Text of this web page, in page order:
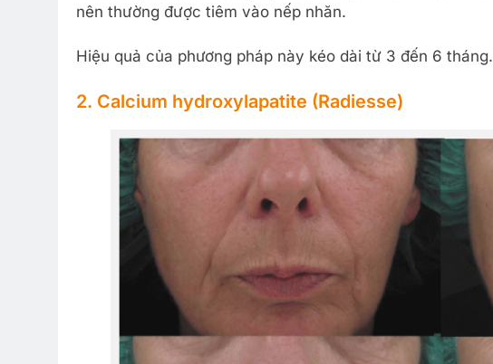
nên thường được tiêm vào nếp nhăn.
Hiệu quả của phương pháp này kéo dài từ 3 đến 6 tháng.
2. Calcium hydroxylapatite (Radiesse)